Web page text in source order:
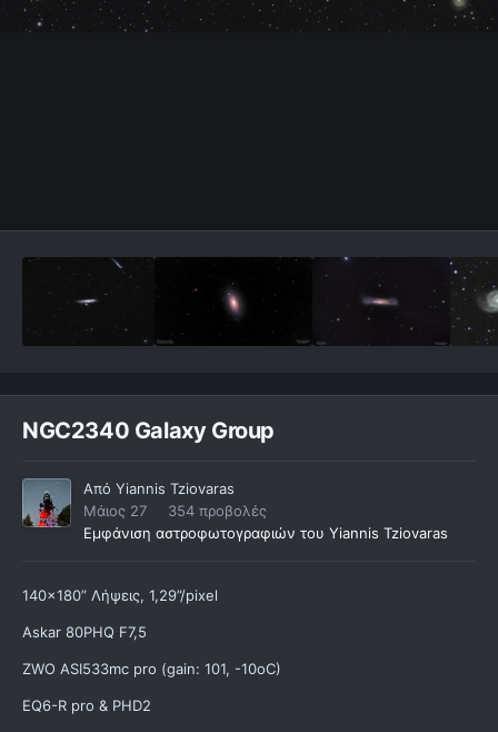
NGC2340 Galaxy Group
Από Yiannis Tziovaras
Μάιος 27
354 προβολές
Εμφάνιση αστροφωτογραφιών του Yiannis Tziovaras
140x180” Λήψεις, 1,29”/pixel
Askar 80PHQ F7,5
ZWO ASI533mc pro (gain: 101, -10oC)
EQ6-R pro & PHD2